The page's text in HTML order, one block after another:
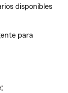
disponibles
para